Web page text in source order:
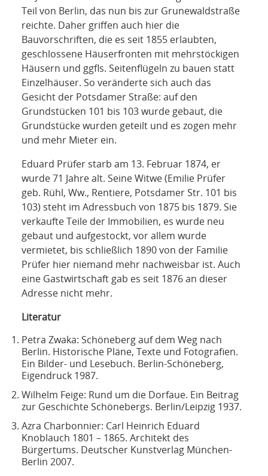
Teil von Berlin, das nun bis zur Grunewaldstraße
reichte. Daher griffen auch hier die
Bauvorschriften, die es seit 1855 erlaubten,
geschlossene Häuserfronten mit mehrstöckigen
Häusern und ggfls. Seitenflügeln zu bauen statt
Einzelhäuser. So veränderte sich auch das
Gesicht der Potsdamer Straße: auf den
Grundstücken 101 bis 103 wurde gebaut, die
Grundstücke wurden geteilt und es zogen mehr
und mehr Mieter ein.
Eduard Prüfer starb am 13. Februar 1874, er
wurde 71 Jahre alt. Seine Witwe (Emilie Prüfer
geb. Rühl, Ww., Rentiere, Potsdamer Str. 101 bis
103) steht im Adressbuch von 1875 bis 1879. Sie
verkaufte Teile der Immobilien, es wurde neu
gebaut und aufgestockt, vor allem wurde
vermietet, bis schließlich 1890 von der Familie
Prüfer hier niemand mehr nachweisbar ist. Auch
eine Gastwirtschaft gab es seit 1876 an dieser
Adresse nicht mehr.
Literatur
Petra Zwaka: Schöneberg auf dem Weg nach
Berlin. Historische Pläne, Texte und Fotografien.
Ein Bilder- und Lesebuch. Berlin-Schöneberg,
Eigendruck 1987.
Wilhelm Feige: Rund um die Dorfaue. Ein Beitrag
zur Geschichte Schönebergs. Berlin/Leipzig 1937.
Azra Charbonnier: Carl Heinrich Eduard
Knoblauch 1801 – 1865. Architekt des
Bürgertums. Deutscher Kunstverlag München-
Berlin 2007.